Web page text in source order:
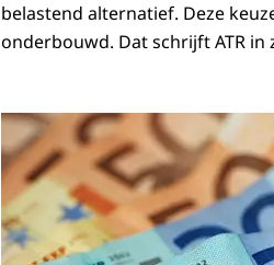
belastend alternatief. Deze
onderbouwd. Dat schrijft ATR in